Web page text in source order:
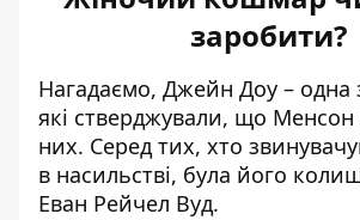
заробити?
Нагадаємо, Джейн Доу – одна
які стверджували, що Менсон
них. Серед тих, хто
в насильстві, була його
Еван Рейчел Вуд.